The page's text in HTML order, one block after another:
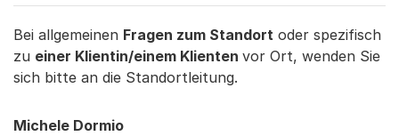
Bei allgemeinen Fragen zum Standort oder spezifisch
zu einer Klientin/einem Klienten vor Ort, wenden Sie
sich bitte an die Standortleitung.
Michele Dormio